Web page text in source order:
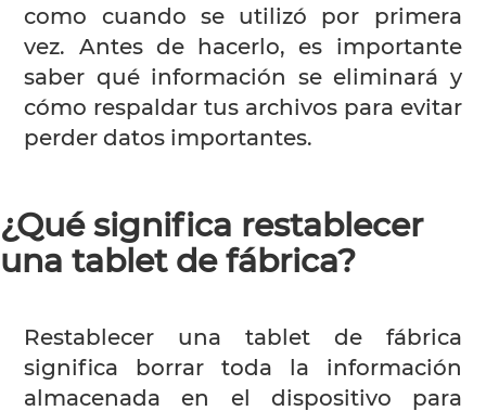
como cuando se utilizó por primera
vez. Antes de hacerlo, es importante
saber qué información se eliminará y
cómo respaldar tus archivos para evitar
perder datos importantes.
¿Qué significa restablecer
una tablet de fábrica?
Restablecer una tablet de fábrica
significa borrar toda la información
almacenada en el dispositivo para